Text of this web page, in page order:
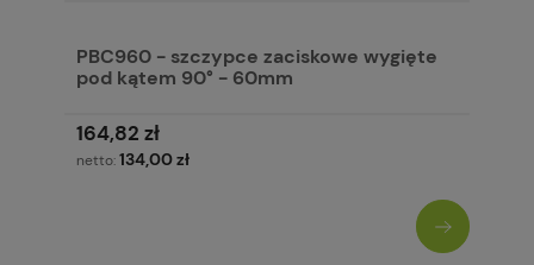
PBC960 - szczypce zaciskowe wygięte
pod kątem 90° - 60mm
164,82 zł
netto:134,00 zł